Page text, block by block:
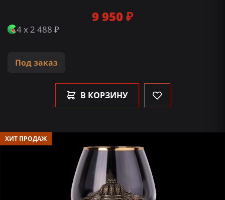
Под заказ
9 950 ₽
4 x 2 488 ₽
В КОРЗИНУ
ХИТ ПРОДАЖ